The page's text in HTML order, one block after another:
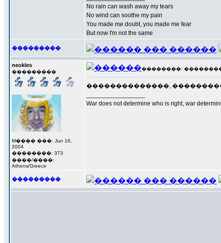
No rain can wash away my tears
No wind can soothe my pain
You made me doubt, you made me fear
But now I'm not the same
���������
neokles
���������
M���� ���: Jun 16,
2004
��������: 373
����/����:
Athens/Greece
��������: ���������
��������������,
War does not determine who is right, war
���������